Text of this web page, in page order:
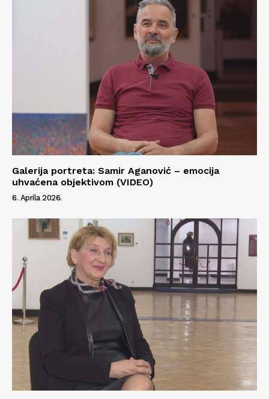
Galerija portreta: Samir Aganović – emocija
uhvaćena objektivom (VIDEO)
6. Aprila 2026.